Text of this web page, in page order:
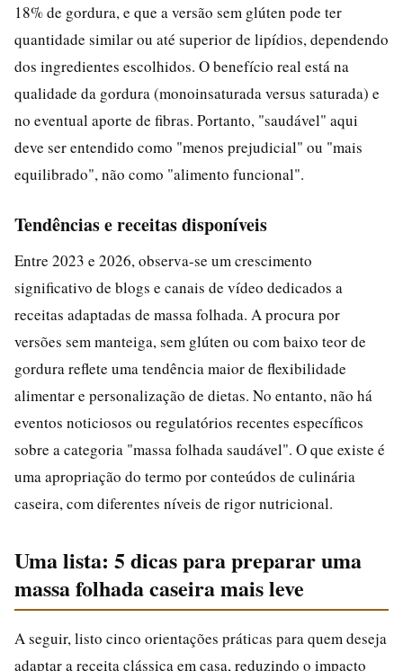
18% de gordura, e que a versão sem glúten pode ter
quantidade similar ou até superior de lipídios, dependendo
dos ingredientes escolhidos. O benefício real está na
qualidade da gordura (monoinsaturada versus saturada) e
no eventual aporte de fibras. Portanto, "saudável" aqui
deve ser entendido como "menos prejudicial" ou "mais
equilibrado", não como "alimento funcional".
Tendências e receitas disponíveis
Entre 2023 e 2026, observa-se um crescimento
significativo de blogs e canais de vídeo dedicados a
receitas adaptadas de massa folhada. A procura por
versões sem manteiga, sem glúten ou com baixo teor de
gordura reflete uma tendência maior de flexibilidade
alimentar e personalização de dietas. No entanto, não há
eventos noticiosos ou regulatórios recentes específicos
sobre a categoria "massa folhada saudável". O que existe é
uma apropriação do termo por conteúdos de culinária
caseira, com diferentes níveis de rigor nutricional.
Uma lista: 5 dicas para preparar uma
massa folhada caseira mais leve
A seguir, listo cinco orientações práticas para quem deseja
adaptar a receita clássica em casa, reduzindo o impacto